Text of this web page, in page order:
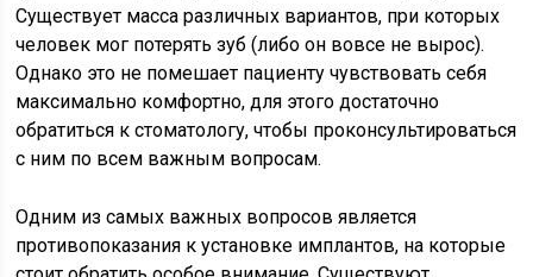
Существует масса различных вариантов, при которых
человек мог потерять зуб (либо он вовсе не вырос).
Однако это не помешает пациенту чувствовать себя
максимально комфортно, для этого достаточно
обратиться к стоматологу, чтобы проконсультироваться
с ним по всем важным вопросам.
Одним из самых важных вопросов является
противопоказания к установке имплантов, на которые